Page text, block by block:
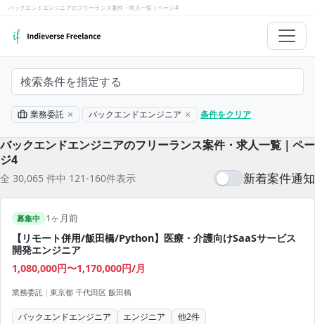
バックエンドエンジニアのフリーランス案件・求人一覧｜ページ4
検索条件を指定する
業務委託 バックエンドエンジニア 条件をクリア
バックエンドエンジニアのフリーランス案件・求人一覧｜ペー
ジ4
全 30,065 件中 121-160件表示 新着案件通知
募集中 1ヶ月前
【リモート併用/飯田橋/Python】医療・介護向けSaaSサービス
開発エンジニア
1,080,000円〜1,170,000円/月
業務委託 | 東京都 千代田区 飯田橋
バックエンドエンジニア エンジニア 他2件